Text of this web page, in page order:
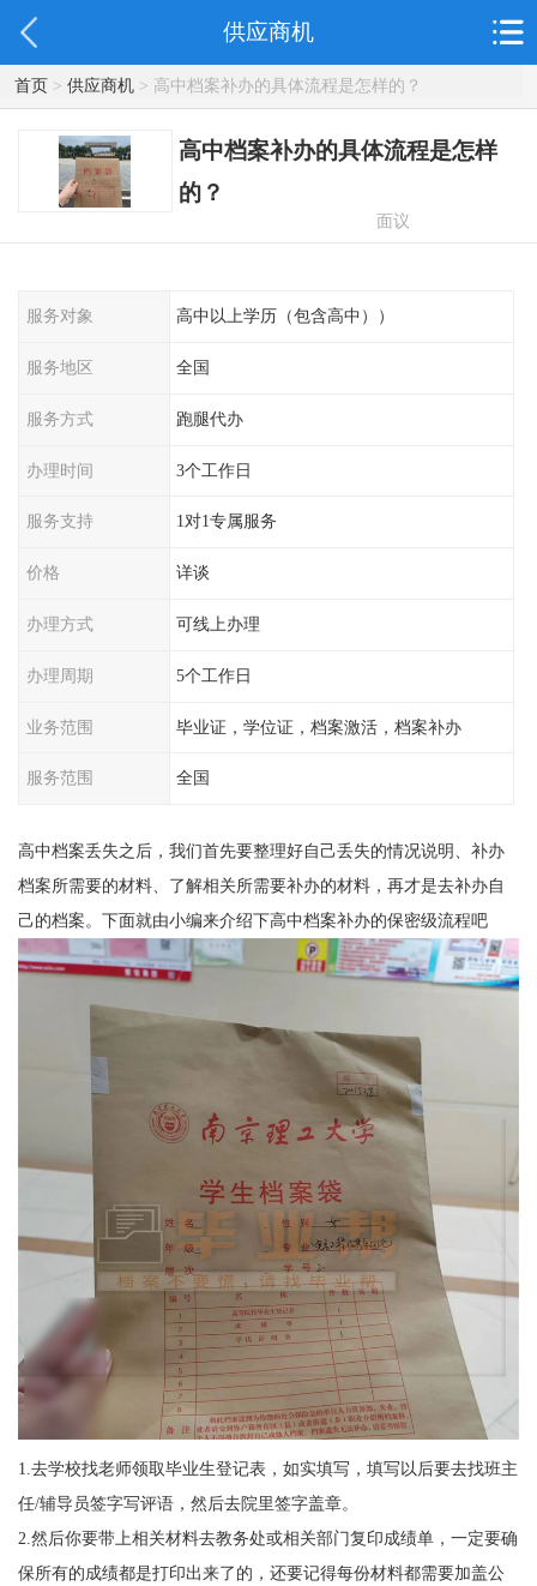
供应商机
首页> 供应商机> 高中档案补办的具体流程是怎样的？
高中档案补办的具体流程是怎样
的？
面议
服务对象 高中以上学历（包含高中））
服务地区 全国
服务方式 跑腿代办
办理时间 3个工作日
服务支持 1对1专属服务
价格 详谈
办理方式 可线上办理
办理周期 5个工作日
业务范围 毕业证，学位证，档案激活，档案补办
服务范围 全国
高中档案丢失之后，我们首先要整理好自己丢失的情况说明、补办
档案所需要的材料、了解相关所需要补办的材料，再才是去补办自
己的档案。下面就由小编来介绍下高中档案补办的保密级流程吧
1.去学校找老师领取毕业生登记表，如实填写，填写以后要去找班主
任/辅导员签字写评语，然后去院里签字盖章。
2.然后你要带上相关材料去教务处或相关部门复印成绩单，一定要确
保所有的成绩都是打印出来了的，还要记得每份材料都需要加盖公